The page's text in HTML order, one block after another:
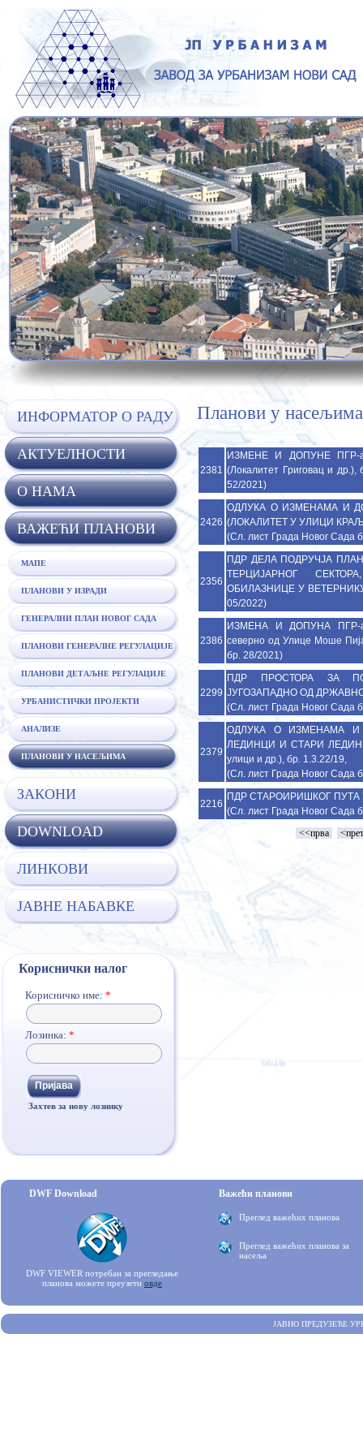
Планови у насељима
2381
ИЗМЕНЕ И ДОПУНЕ
(Локалитет Григовац и
52/2021)
2426
ОДЛУКА О ИЗМЕНАМА И
(ЛОКАЛИТЕТ У УЛИЦИ
(Сл. лист Града Новог Сада
2356
ПДР ДЕЛА ПОДРУЧЈА
ТЕРЦИЈАРНОГ
ОБИЛАЗНИЦЕ У ВЕТЕРНИКУ,
05/2022)
2386
ИЗМЕНА И ДОПУНА ПГР-
северно од Улице Моше
бр. 28/2021)
2299
ПДР ПРОСТОРА ЗА
ЈУГОЗАПАДНО ОД
(Сл. лист Града Новог Сада
2379
ОДЛУКА О ИЗМЕНАМА
ЛЕДИНЦИ И СТАРИ ЛЕДИНЦИ
улици и др.), бр. 1.3.22/19,
(Сл. лист Града Новог Сада
2216
ПДР СТАРОИРИШКОГ ПУТА
(Сл. лист Града Новог Сада
<<прва
ИНФОРМАТОР О РАДУ
АКТУЕЛНОСТИ
O НАМА
ВАЖЕЋИ ПЛАНОВИ
МАПЕ
ПЛАНОВИ У ИЗРАДИ
ГЕНЕРАЛНИ ПЛАН НОВОГ САДА
ПЛАНОВИ ГЕНЕРАЛНЕ РЕГУЛАЦИЈЕ
ПЛАНОВИ ДЕТАЉНЕ РЕГУЛАЦИЈЕ
УРБАНИСТИЧКИ ПРОЈЕКТИ
АНАЛИЗЕ
ПЛАНОВИ У НАСЕЉИМА
ЗАКОНИ
DOWNLOAD
ЛИНКОВИ
ЈАВНЕ НАБАВКЕ
Кориснички налог
Корисничко име: *
Лозинка: *
Захтев за нову лозинку
DWF Download
DWF VIEWER потребан за прегледање
планова можете преузети овде
Важећи планови
Преглед важећих планова
Преглед важећих планова за
насеља
ЈАВНО ПРЕДУЗЕЋЕ